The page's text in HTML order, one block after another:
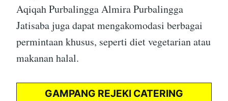
Aqiqah Purbalingga Almira Purbalingga
Jatisaba juga dapat mengakomodasi berbagai
permintaan khusus, seperti diet vegetarian atau
makanan halal.
GAMPANG REJEKI CATERING